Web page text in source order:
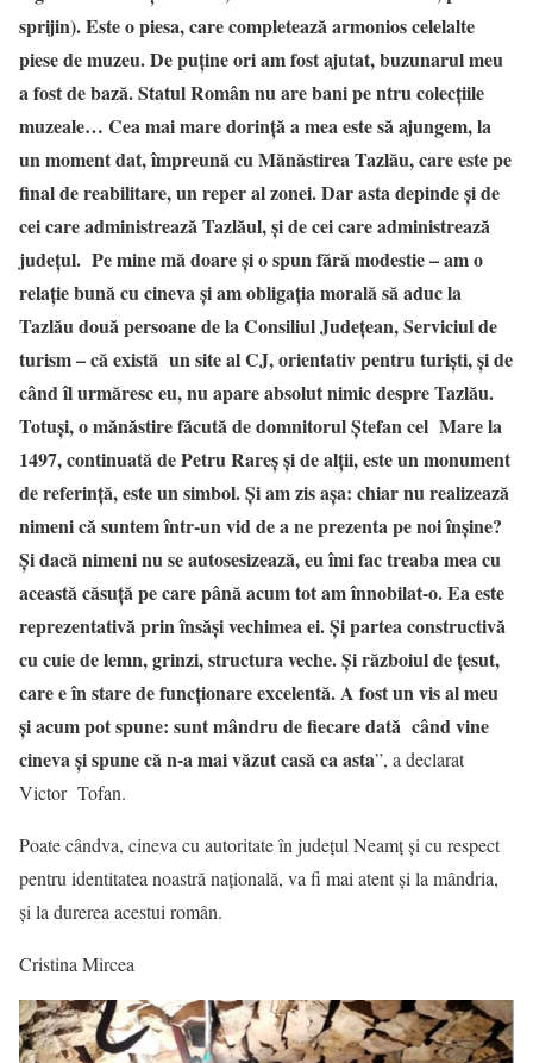
sprijin). Este o piesa, care completează armonios celelalte
piese de muzeu. De puține ori am fost ajutat, buzunarul meu
a fost de bază. Statul Român nu are bani pe ntru colecțiile
muzeale… Cea mai mare dorință a mea este să ajungem, la
un moment dat, împreună cu Mănăstirea Tazlău, care este pe
final de reabilitare, un reper al zonei. Dar asta depinde și de
cei care administrează Tazlăul, și de cei care administrează
județul. Pe mine mă doare și o spun fără modestie – am o
relație bună cu cineva și am obligația morală să aduc la
Tazlău două persoane de la Consiliul Județean, Serviciul de
turism – că există un site al CJ, orientativ pentru turiști, și de
când îl urmăresc eu, nu apare absolut nimic despre Tazlău.
Totuși, o mănăstire făcută de domnitorul Ștefan cel Mare la
1497, continuată de Petru Rareș și de alții, este un monument
de referință, este un simbol. Și am zis așa: chiar nu realizează
nimeni că suntem într-un vid de a ne prezenta pe noi înșine?
Și dacă nimeni nu se autosesizează, eu îmi fac treaba mea cu
această căsuță pe care până acum tot am înnobilat-o. Ea este
reprezentativă prin însăși vechimea ei. Și partea constructivă
cu cuie de lemn, grinzi, structura veche. Și războiul de țesut,
care e în stare de funcționare excelentă. A fost un vis al meu
și acum pot spune: sunt mândru de fiecare dată când vine
cineva și spune că n-a mai văzut casă ca asta”, a declarat
Victor Tofan.
Poate cândva, cineva cu autoritate în județul Neamț și cu respect
pentru identitatea noastră națională, va fi mai atent și la mândria,
și la durerea acestui român.
Cristina Mircea